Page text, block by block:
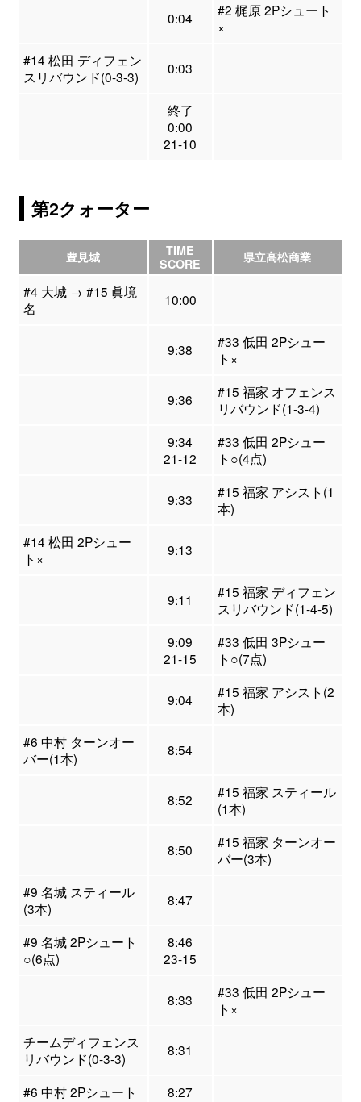
0:04
#2 梶原 2Pシュート
×
#14 松田 ディフェン
スリバウンド(0-3-3)
0:03
終了
0:00
21-10
第2クォーター
豊見城
TIME
SCORE
県立高松商業
#4 大城 → #15 眞境
名
10:00
9:38
#33 低田 2Pシュー
ト×
9:36
#15 福家 オフェンス
リバウンド(1-3-4)
9:34
21-12
#33 低田 2Pシュー
ト○(4点)
9:33
#15 福家 アシスト(1
本)
#14 松田 2Pシュー
ト×
9:13
9:11
#15 福家 ディフェン
スリバウンド(1-4-5)
9:09
21-15
#33 低田 3Pシュー
ト○(7点)
9:04
#15 福家 アシスト(2
本)
#6 中村 ターンオー
バー(1本)
8:54
8:52
#15 福家 スティール
(1本)
8:50
#15 福家 ターンオー
バー(3本)
#9 名城 スティール
(3本)
8:47
#9 名城 2Pシュート
○(6点)
8:46
23-15
8:33
#33 低田 2Pシュー
ト×
チームディフェンス
リバウンド(0-3-3)
8:31
#6 中村 2Pシュート
8:27